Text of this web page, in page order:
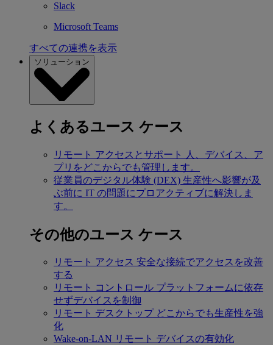
Slack
Microsoft Teams
すべての連携を表示
ソリューション
よくあるユース ケース
リモート アクセスとサポート
人、デバイス、ア
プリをどこからでも管理します。
従業員のデジタル体験 (DEX) 生産性へ影響が及
ぶ前に IT の問題にプロアクティブに解決しま
す。
その他のユース ケース
リモート アクセス 安全な接続でアクセスを改善
する
リモート コントロール プラットフォームに依存
せずデバイスを制御
リモート デスクトップ どこからでも生産性を強
化
Wake-on-LAN リモート デバイスの有効化